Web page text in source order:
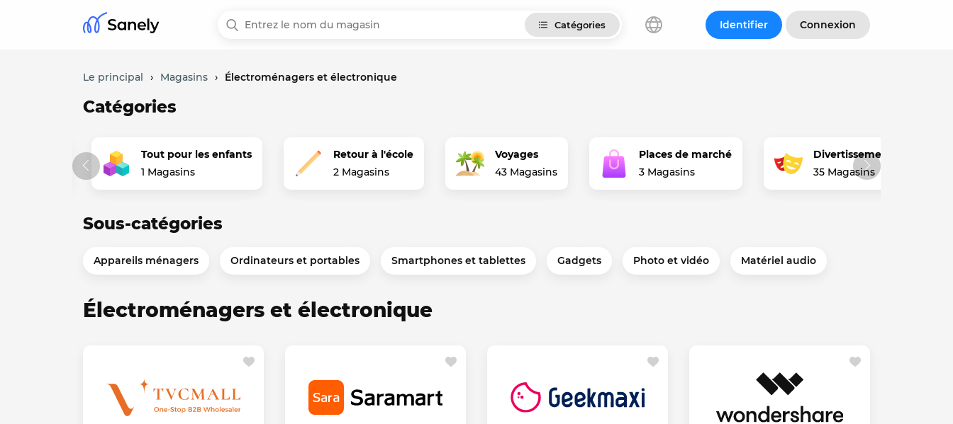
Catégories Identifier Connexion
Le principal › Magasins › Électroménagers et électronique
Catégories
Tout pour les enfants
1 Magasins
Retour à l'école
2 Magasins
Voyages
43 Magasins
Places de marché
3 Magasins
Divertissement
35 Magasins
Sous-catégories
Appareils ménagers Ordinateurs et portables Smartphones et tablettes Gadgets Photo et vidéo Matériel audio
Électroménagers et électronique